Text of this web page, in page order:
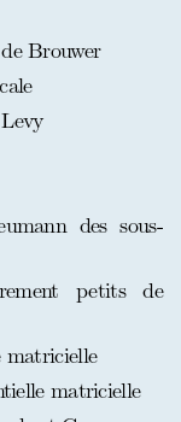
Brouwer
des sous-
petits de
matricielle
matricielle